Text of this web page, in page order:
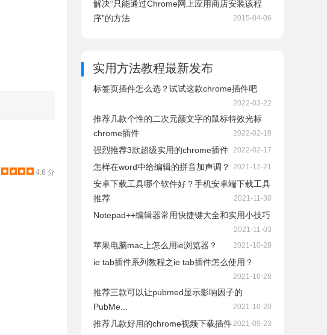
4.6 分
解决“只能通过Chrome网上应用商店安装该程
序”的方法
2015-04-06
实用方法教程最新发布
标签页插件怎么选？试试这款chrome插件吧
2022-03-22
推荐几款个性的二次元颜文字的鼠标特效光标
chrome插件
2022-02-18
强烈推荐3款超级实用的chrome插件 2022-02-17
怎样在word中给编辑的拼音加声调？ 2021-12-21
安卓下载工具哪个软件好？手机安卓端下载工具
推荐
2021-11-30
Notepad++编辑器常用快捷键大全和实用小技巧
2021-11-03
苹果电脑mac上怎么用ie浏览器？ 2021-10-28
ie tab插件系列教程之ie tab插件怎么使用？
2021-10-28
推荐三款可以让pubmed显示影响因子的
PubMe...
2021-10-20
推荐几款好用的chrome视频下载插件2021-09-23